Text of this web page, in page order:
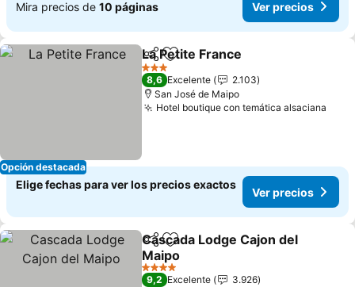
Mira precios de 10 páginas Ver precios
Opción destacada
CompartirAgregar a favoritos
La Petite France
3 Estrellas
8,6 Excelente
2.103
San José de Maipo
Hotel boutique con temática alsaciana
Elige fechas para ver los precios exactos
Ver precios
CompartirAgregar a favoritos
Cascada Lodge Cajon del
Maipo
Ver precios
4 Estrellas
9,2 Excelente
3.926